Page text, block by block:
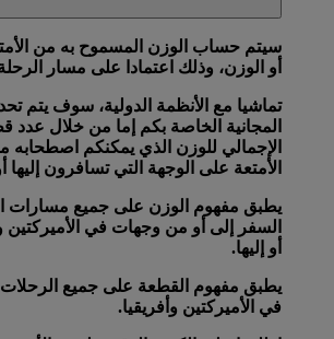
سيتم حساب الوزن المسموح به من
أو الوزن، وذلك اعتمادا على مسار
تماشيا مع الأنظمة الدولية، سوف يتم
المجانية الخاصة بكم إما من خلال عدد
الإجمالي للوزن الذي يمكنكم اصطحابه
الأمتعة على الوجهة التي تسافرون إليها
يطبق مفهوم الوزن على جميع مسارات
السفر إلى أو من وجهات في الأميركتين
أو إليها.
يطبق مفهوم القطعة على جميع
في الأميركتين وأفريقيا.